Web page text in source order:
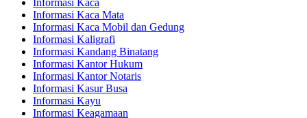
Informasi Kaca
Informasi Kaca Mata
Informasi Kaca Mobil dan Gedung
Informasi Kaligrafi
Informasi Kandang Binatang
Informasi Kantor Hukum
Informasi Kantor Notaris
Informasi Kasur Busa
Informasi Kayu
Informasi Keagamaan